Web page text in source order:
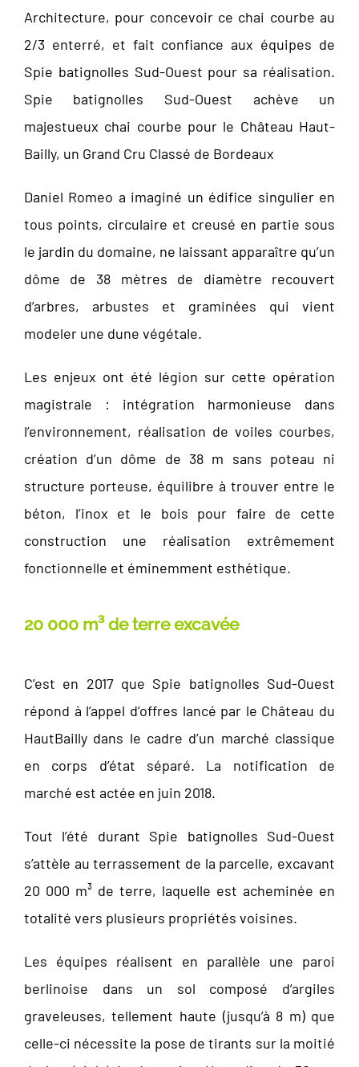
Architecture, pour concevoir ce chai courbe au
2/3 enterré, et fait confiance aux équipes de
Spie batignolles Sud-Ouest pour sa réalisation.
Spie batignolles Sud-Ouest achève un
majestueux chai courbe pour le Château Haut-
Bailly, un Grand Cru Classé de Bordeaux
Daniel Romeo a imaginé un édifice singulier en
tous points, circulaire et creusé en partie sous
le jardin du domaine, ne laissant apparaître qu’un
dôme de 38 mètres de diamètre recouvert
d’arbres, arbustes et graminées qui vient
modeler une dune végétale.
Les enjeux ont été légion sur cette opération
magistrale : intégration harmonieuse dans
l’environnement, réalisation de voiles courbes,
création d’un dôme de 38 m sans poteau ni
structure porteuse, équilibre à trouver entre le
béton, l’inox et le bois pour faire de cette
construction une réalisation extrêmement
fonctionnelle et éminemment esthétique.
20 000 m³ de terre excavée
C’est en 2017 que Spie batignolles Sud-Ouest
répond à l’appel d’offres lancé par le Château du
HautBailly dans le cadre d’un marché classique
en corps d’état séparé. La notification de
marché est actée en juin 2018.
Tout l’été durant Spie batignolles Sud-Ouest
s’attèle au terrassement de la parcelle, excavant
20 000 m³ de terre, laquelle est acheminée en
totalité vers plusieurs propriétés voisines.
Les équipes réalisent en parallèle une paroi
berlinoise dans un sol composé d’argiles
graveleuses, tellement haute (jusqu’à 8 m) que
celle-ci nécessite la pose de tirants sur la moitié